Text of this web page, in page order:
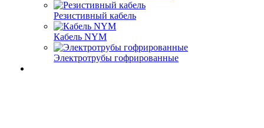
Резистивный кабель
Кабель NYM
Электротрубы гофрированные